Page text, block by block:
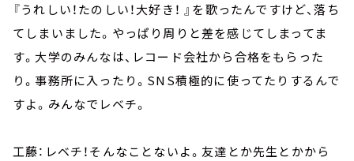
『うれしい！たのしい！大好き！ 』を歌ったんですけど、落ち
てしまいました。やっぱり周りと差を感じてしまってま
す。大学のみんなは、レコード会社から合格をもらった
り。事務所に入ったり。SNS積極的に使ってたりするんで
すよ。みんなでレベチ。
工藤：レベチ！そんなことないよ。友達とか先生とかから